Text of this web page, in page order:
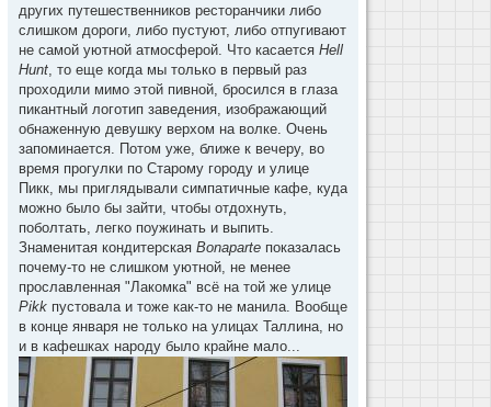
других путешественников ресторанчики либо
слишком дороги, либо пустуют, либо отпугивают
не самой уютной атмосферой. Что касается Hell
Hunt , то еще когда мы только в первый раз
проходили мимо этой пивной, бросился в глаза
пикантный логотип заведения, изображающий
обнаженную девушку верхом на волке. Очень
запоминается. Потом уже, ближе к вечеру, во
время прогулки по Старому городу и улице
Пикк, мы приглядывали симпатичные кафе, куда
можно было бы зайти, чтобы отдохнуть,
поболтать, легко поужинать и выпить.
Знаменитая кондитерская Bonaparte показалась
почему-то не слишком уютной, не менее
прославленная "Лакомка" всё на той же улице
Pikk пустовала и тоже как-то не манила. Вообще
в конце января не только на улицах Таллина, но
и в кафешках народу было крайне мало...